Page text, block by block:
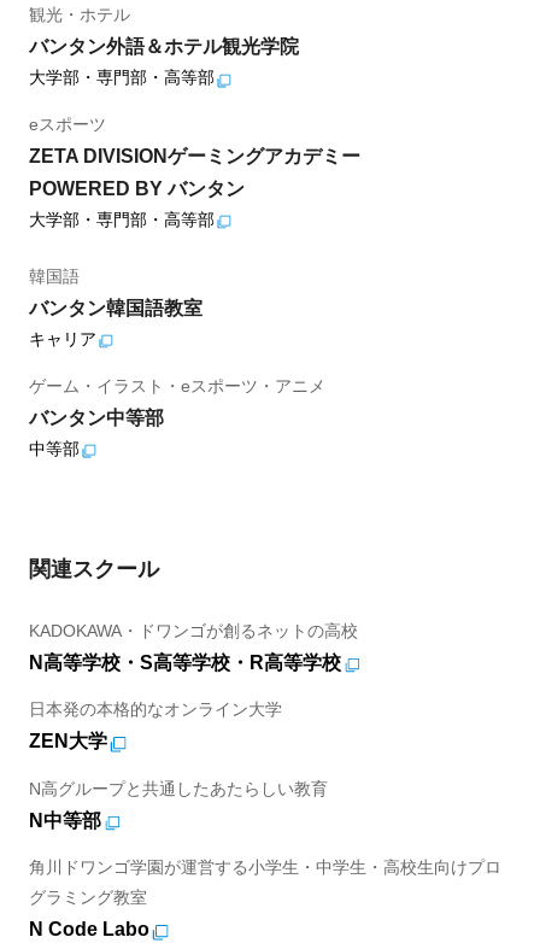
観光・ホテル
バンタン外語＆ホテル観光学院
大学部・専門部・高等部
eスポーツ
ZETA DIVISIONゲーミングアカデミー
POWERED BY バンタン
大学部・専門部・高等部
韓国語
バンタン韓国語教室
キャリア
ゲーム・イラスト・eスポーツ・アニメ
バンタン中等部
中等部
関連スクール
KADOKAWA・ドワンゴが創るネットの高校
N高等学校・S高等学校・R高等学校
日本発の本格的なオンライン大学
ZEN大学
N高グループと共通したあたらしい教育
N中等部
角川ドワンゴ学園が運営する小学生・中学生・高校生向けプロ
グラミング教室
N Code Labo